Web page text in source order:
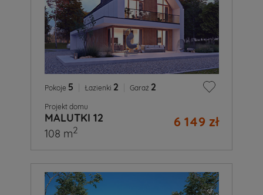
Pokoje 5 Łazienki 2 Garaż 2
Projekt domu
MALUTKI 12 6 149 zł
108 m2